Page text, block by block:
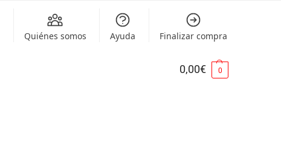
Quiénes somos Ayuda Finalizar compra
0,00€ 0